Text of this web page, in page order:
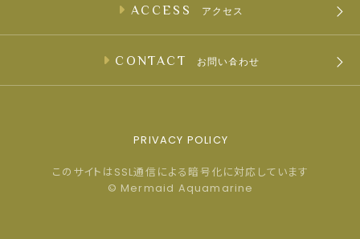
ACCESS アクセス
CONTACT お問い合わせ
PRIVACY POLICY
このサイトはSSL通信による暗号化に対応しています
© Mermaid Aquamarine